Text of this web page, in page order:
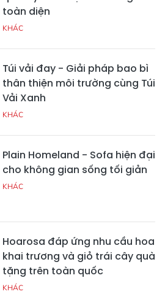
toàn diện
KHÁC
Túi vải đay - Giải pháp bao bì
thân thiện môi trường cùng Túi
Vải Xanh
KHÁC
Plain Homeland - Sofa hiện đại
cho không gian sống tối giản
KHÁC
Hoarosa đáp ứng nhu cầu hoa
khai trương và giỏ trái cây quà
tặng trên toàn quốc
KHÁC